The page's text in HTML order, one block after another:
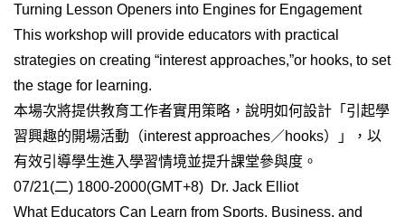
Turning Lesson Openers into Engines for Engagement
This workshop will provide educators with practical
strategies on creating “interest approaches,”or hooks, to set
the stage for learning.
本場次將提供教育工作者實用策略，說明如何設計「引起學
習興趣的開場活動（interest approaches／hooks）」，以
有效引導學生進入學習情境並提升課堂參與度。
07/21(二) 1800-2000(GMT+8) Dr. Jack Elliot
What Educators Can Learn from Sports, Business, and